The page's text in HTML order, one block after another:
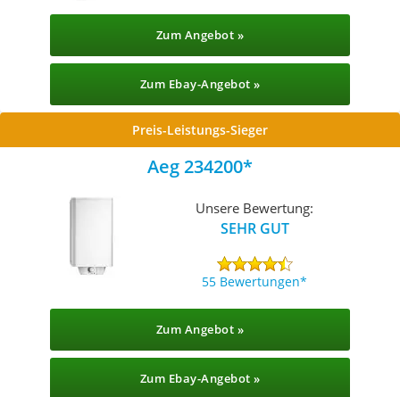
Zum Angebot »
Zum Ebay-Angebot »
Preis-Leistungs-Sieger
Aeg 234200
Unsere Bewertung:
SEHR GUT
55 Bewertungen
Zum Angebot »
Zum Ebay-Angebot »